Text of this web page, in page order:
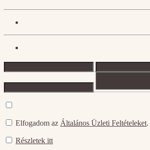
Elfogadom az Általános Üzleti Feltételeket.
Részletek itt